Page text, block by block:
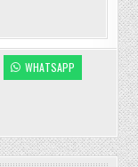
WHATSAPP